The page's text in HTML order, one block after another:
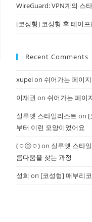
WireGuard: VPN계의 스타
[코성형] 코성형 후 테이
Recent Comments
xupeion 쉬어가는 페이
이재권 on 쉬어가는 페이
실루엣 스타일리스트 on [
부터 이런 모양이었어요
(ㅇⓞㅇ)on 실루엣 스타
름다움을 찾는 과정
성희 on [코성형] 매부리